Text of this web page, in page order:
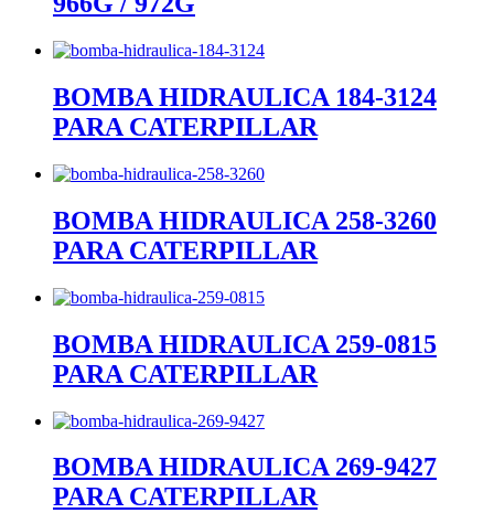
BOMBA HIDRAULICA 184-3124
PARA CATERPILLAR
BOMBA HIDRAULICA 258-3260
PARA CATERPILLAR
BOMBA HIDRAULICA 259-0815
PARA CATERPILLAR
BOMBA HIDRAULICA 269-9427
PARA CATERPILLAR